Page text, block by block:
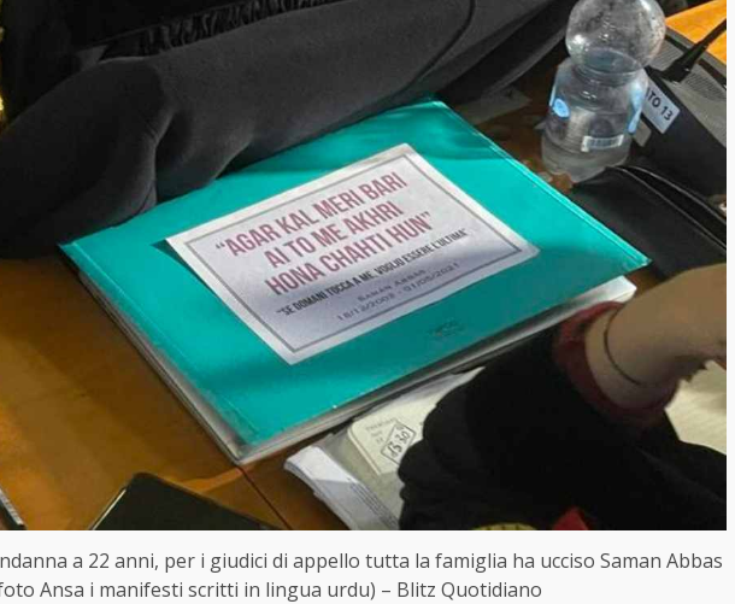
a 22 anni, per i giudici di appello tutta la famiglia ha ucciso Saman Abbas
Ansa i manifesti scritti in lingua urdu) – Blitz Quotidiano